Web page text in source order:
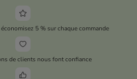
5 % sur chaque commande
de clients nous font confiance